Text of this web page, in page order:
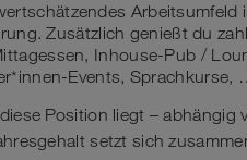
Zusätzlich genießt du
Inhouse-Pub /
Events, Sprachkurse,
Position liegt –
setzt sich